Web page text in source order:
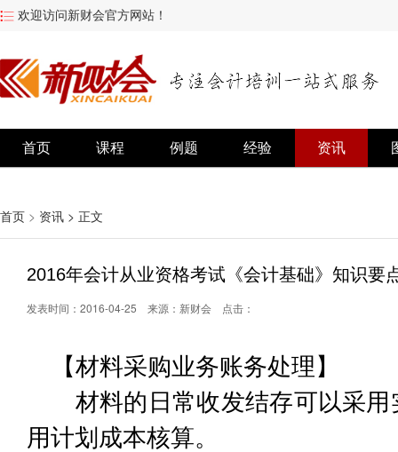
欢迎访问新财会官方网站！
首页 课程 例题 经验 资讯
首页 > 资讯 > 正文
2016年会计从业资格考试《会计基础》知识要
发表时间：2016-04-25 来源： 新财会 点击：
【材料采购业务账务处理】
材料的日常收发结存可以采用
用计划成本核算。